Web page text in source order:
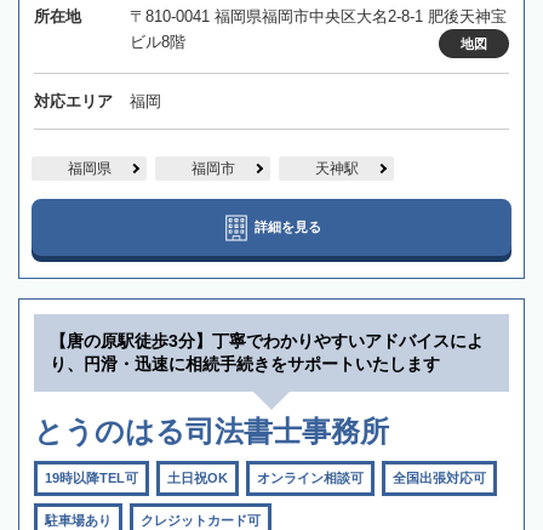
所在地
〒810-0041 福岡県福岡市中央区大名2-8-1 肥後天神宝
ビル8階
地図
対応エリア 福岡
福岡県 福岡市 天神駅
詳細を見る
【唐の原駅徒歩3分】丁寧でわかりやすいアドバイスによ
り、円滑・迅速に相続手続きをサポートいたします
とうのはる司法書士事務所
19時以降TEL可 土日祝OK オンライン相談可 全国出張対応可
駐車場あり クレジットカード可